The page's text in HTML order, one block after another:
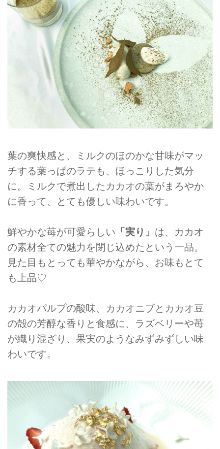
葉の爽快感と、ミルクのほのかな甘味がマッ
チする葉っぱのラテも、ほっこりした気分
に。ミルクで煮出したカカオの葉がまろやか
に香って、とても優しい味わいです。
鮮やかな苺が可愛らしい 「実り」 は、カカオ
の素材全ての魅力を閉じ込めたという一品。
見た目もとっても華やかながら、お味もとて
も上品♡
カカオパルプの酸味、カカオニブとカカオ豆
の殻の芳醇な香りと食感に、ラズベリーや苺
が織り混ざり、果実のようなみずみずしい味
わいです。